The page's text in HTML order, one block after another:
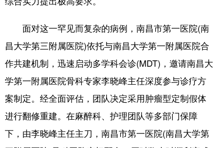
多语种频道
Русский язык 日本語 한국어
Deutsch Português
面对这一罕见而复杂的病例，南昌市第一医院(南
昌大学第三附属医院)依托与南昌大学第一附属医院合
作共建机制，迅速启动多学科会诊(MDT)，邀请南昌大
学第一附属医院骨科专家李晓峰主任深度参与诊疗方
案制定。经全面评估，团队决定采用肿瘤型定制假体
进行翻修重建。在麻醉科、护理团队等多部门保障
下，由李晓峰主任主刀，南昌市第一医院(南昌大学第